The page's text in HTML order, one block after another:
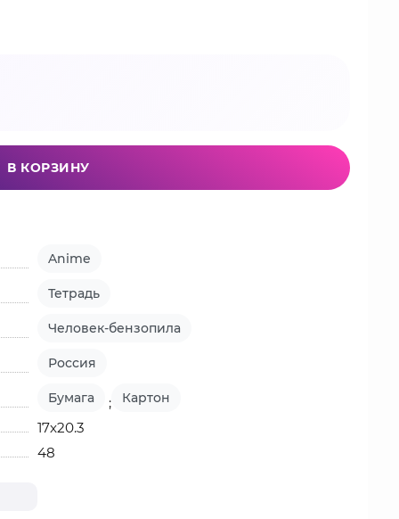
В КОРЗИНУ
Anime
Тетрадь
Человек-бензопила
Россия
Бумага ; Картон
17х20.3
48